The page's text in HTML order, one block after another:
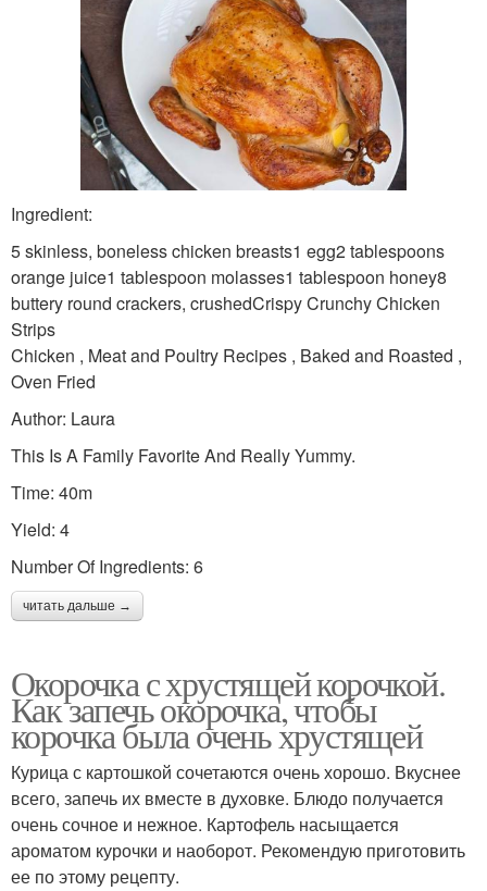
Ingredient:
5 skinless, boneless chicken breasts1 egg2 tablespoons
orange juice1 tablespoon molasses1 tablespoon honey8
buttery round crackers, crushedCrispy Crunchy Chicken
Strips
Chicken , Meat and Poultry Recipes , Baked and Roasted ,
Oven Fried
Author: Laura
This Is A Family Favorite And Really Yummy.
Time: 40m
Yield: 4
Number Of Ingredients: 6
читать дальше →
Окорочка с хрустящей корочкой.
Как запечь окорочка, чтобы
корочка была очень хрустящей
Курица с картошкой сочетаются очень хорошо. Вкуснее
всего, запечь их вместе в духовке. Блюдо получается
очень сочное и нежное. Картофель насыщается
ароматом курочки и наоборот. Рекомендую приготовить
ее по этому рецепту.